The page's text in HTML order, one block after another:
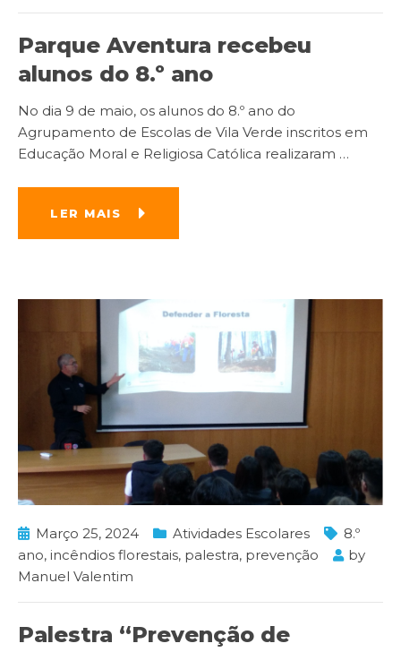
Parque Aventura recebeu
alunos do 8.º ano
No dia 9 de maio, os alunos do 8.º ano do
Agrupamento de Escolas de Vila Verde inscritos em
Educação Moral e Religiosa Católica realizaram …
LER MAIS
Março 25, 2024 Atividades Escolares
8.º
ano, incêndios florestais, palestra, prevenção
by
Manuel Valentim
Palestra “Prevenção de